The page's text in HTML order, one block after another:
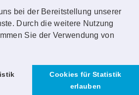
bei der Bereitstellung unserer
Durch die weitere Nutzung
Sie der Verwendung von
Cookies für Statistik
erlauben